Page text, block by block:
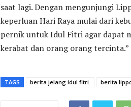
saat lagi. Dengan mengunjungi
keperluan Hari Raya mulai dari
pernik untuk Idul Fitri agar dapat
kerabat dan orang orang tercinta.”
TAGS berita jelang idul fitri. berita